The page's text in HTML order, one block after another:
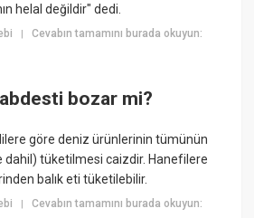
helal değildir" dedi.
|Cevabın tamamını burada okuyun:
bozar mi?
göre deniz ürünlerinin tümünün
dahil) tüketilmesi caizdir. Hanefilere
balık eti tüketilebilir.
|Cevabın tamamını burada okuyun: